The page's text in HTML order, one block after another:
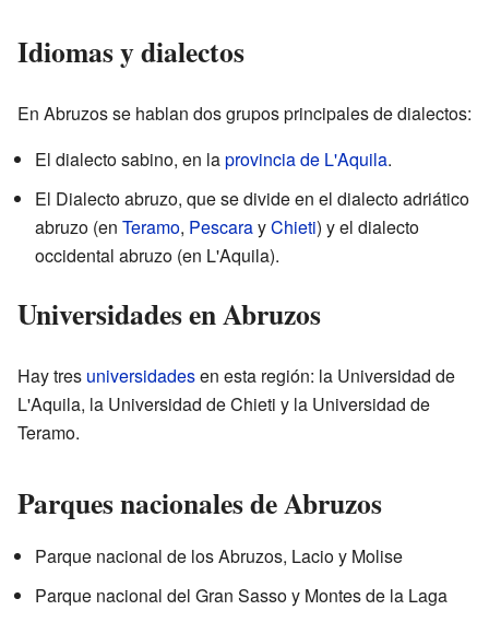
Idiomas y dialectos
En Abruzos se hablan dos grupos principales de dialectos:
El dialecto sabino, en laprovincia de L'Aquila.
El Dialecto abruzo, que se divide en el dialecto adriático
abruzo (en Teramo, PescarayChieti) y el dialecto
occidental abruzo (en L'Aquila).
Universidades en Abruzos
Hay tres universidadesen esta región: la Universidad de
L'Aquila, la Universidad de Chieti y la Universidad de
Teramo.
Parques nacionales de Abruzos
Parque nacional de los Abruzos, Lacio y Molise
Parque nacional del Gran Sasso y Montes de la Laga